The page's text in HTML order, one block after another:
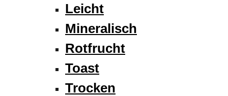
Leicht
Mineralisch
Rotfrucht
Toast
Trocken